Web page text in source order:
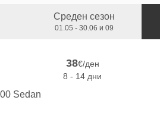
Среден сезон
01.05 - 30.06 и 09
38€/ден
8 - 14 дни